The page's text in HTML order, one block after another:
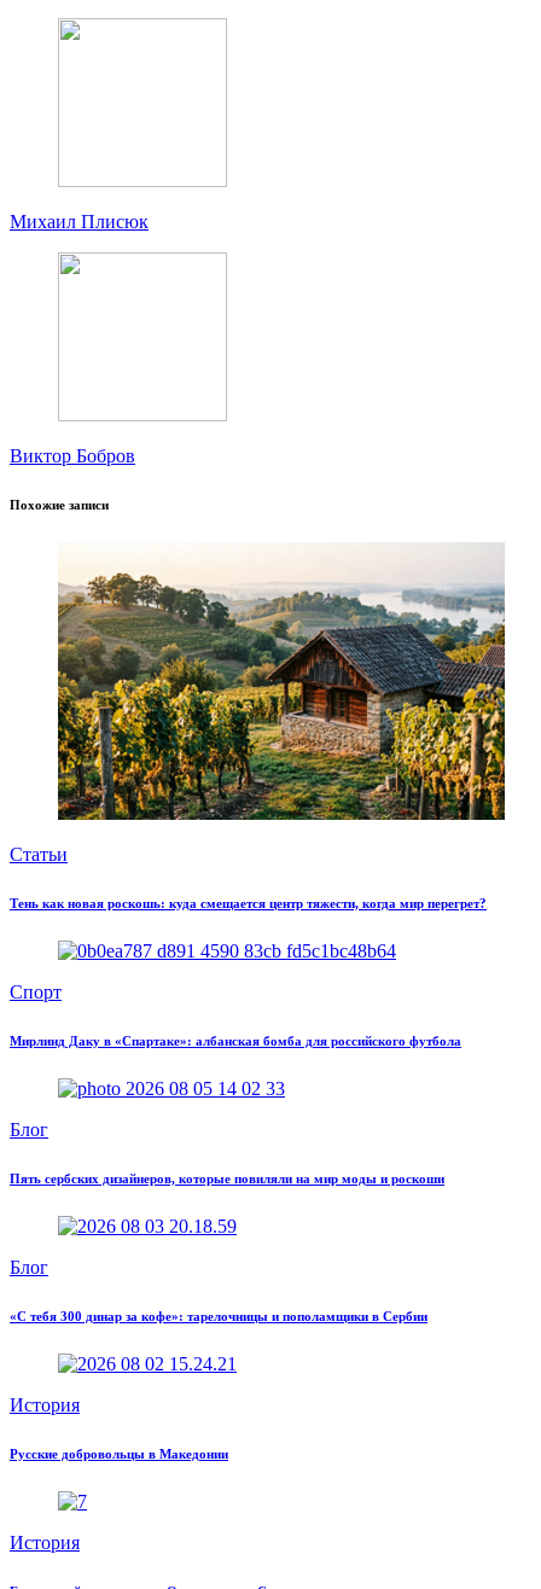
Михаил Плисюк
Виктор Бобров
Похожие записи
Статьи
Тень как новая роскошь: куда смещается центр тяжести, когда мир перегрет?
Спорт
Мирлинд Даку в «Спартаке»: албанская бомба для российского футбола
Блог
Пять сербских дизайнеров, которые повиляли на мир моды и роскоши
Блог
«С тебя 300 динар за кофе»: тарелочницы и пополамщики в Сербии
История
Русские добровольцы в Македонии
История